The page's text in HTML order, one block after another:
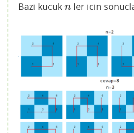
Bazi kucuk n
nler icin